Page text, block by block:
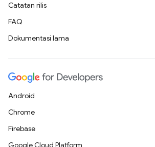
Catatan rilis
FAQ
Dokumentasi lama
Android
Chrome
Firebase
Google Cloud Platform